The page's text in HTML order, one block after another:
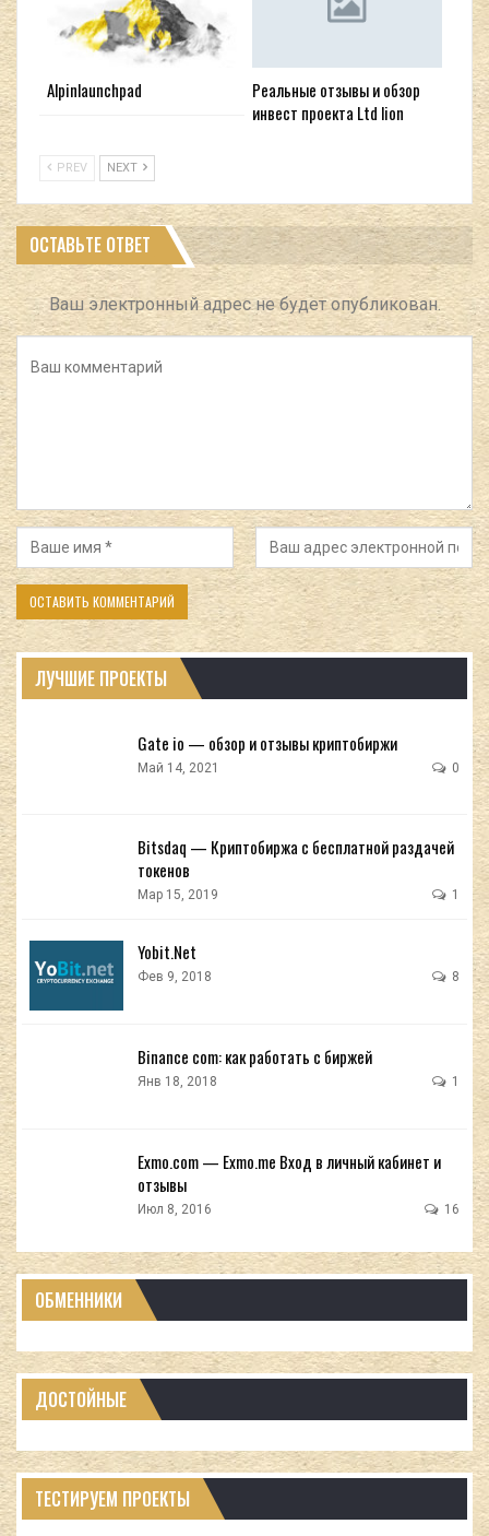
Alpinlaunchpad
Реальные отзывы и обзор
инвест проекта Ltd lion
PREV NEXT
ОСТАВЬТЕ ОТВЕТ
Ваш электронный адрес не будет опубликован.
ЛУЧШИЕ ПРОЕКТЫ
Gate io — обзор и отзывы криптобиржи
Май 14, 2021 0
Bitsdaq — Криптобиржа с бесплатной раздачей
токенов
Мар 15, 2019 1
Yobit.Net
Фев 9, 2018 8
Binance com: как работать с биржей
Янв 18, 2018 1
Exmo.com — Exmo.me Вход в личный кабинет и
отзывы
Июл 8, 2016 16
ОБМЕННИКИ
ДОСТОЙНЫЕ
ТЕСТИРУЕМ ПРОЕКТЫ